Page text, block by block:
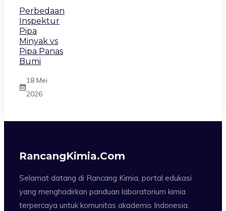
Perbedaan
Inspektur
Pipa
Minyak vs
Pipa Panas
Bumi
18 Mei
2026
RancangKimia.com
Selamat datang di Rancang Kimia, portal edukasi
yang menghadirkan panduan laboratorium kimia
terpercaya untuk komunitas akademis Indonesia.